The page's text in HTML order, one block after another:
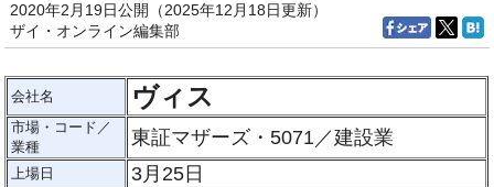
2020年2月19日公開（2025年12月18日更新）
ザイ・オンライン編集部
会社名 ヴィス
市場・コード／
業種
東証マザーズ・5071／建設業
上場日 3月25日